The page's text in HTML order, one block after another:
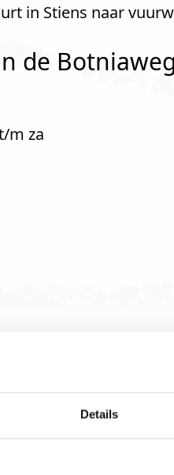
Details
in Stiens naar
de
m za
vuurwerk kijkt u op: